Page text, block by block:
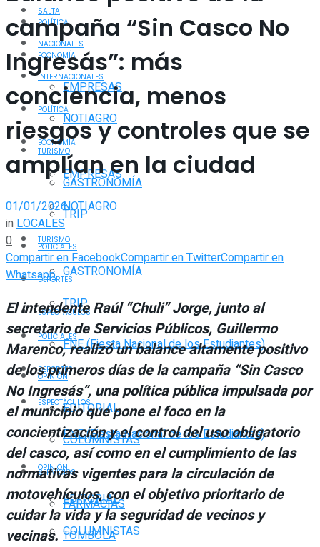
POLÍTICA
ECONOMÍA
EMPRESAS
NOTIAGRO
TURISMO
GASTRONOMÍA
TRIP
POLICIALES
DEPORTES
ESPECTÁCULOS
FNE (Fiesta Nacional de los Estudiantes)
OPINIÓN
EDITORIAL
COLUMNISTAS
SERVICIOS
FARMACIAS
TOMBOLA
SALTA
NACIONALES
INTERNACIONALES
POLÍTICA
ECONOMÍA
EMPRESAS
NOTIAGRO
TURISMO
GASTRONOMÍA
TRIP
POLICIALES
DEPORTES
ESPECTÁCULOS
FNE (Fiesta Nacional de los Estudiantes)
OPINIÓN
EDITORIAL
COLUMNISTAS
campaña “Sin Casco No
Ingresás”: más
conciencia, menos
riesgos y controles que se
amplían en la ciudad
01/01/2026
inLOCALES
0
Compartir en FacebookCompartir en TwitterCompartir en
Whatsapp
El intendente Raúl “Chuli” Jorge, junto al
secretario de Servicios Públicos, Guillermo
Marenco, realizó un balance altamente positivo
de los primeros días de la campaña “Sin Casco
No Ingresás”, una política pública impulsada por
el municipio que pone el foco en la
concientización y el control del uso obligatorio
del casco, así como en el cumplimiento de las
normativas vigentes para la circulación de
motovehículos, con el objetivo prioritario de
cuidar la vida y la seguridad de vecinos y
vecinas.